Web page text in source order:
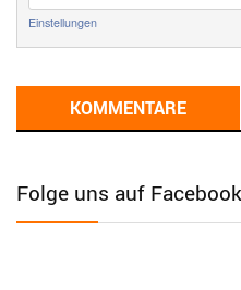
Günni
Günni
User11493041
Einstellungen
KOMMENTARE
Folge uns auf